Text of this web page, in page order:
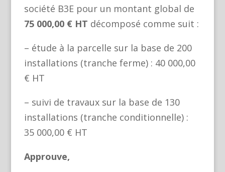
société B3E pour un montant global de
75 000,00 € HT décomposé comme suit :
– étude à la parcelle sur la base de 200
installations (tranche ferme) : 40 000,00
€ HT
– suivi de travaux sur la base de 130
installations (tranche conditionnelle) :
35 000,00 € HT
Approuve,